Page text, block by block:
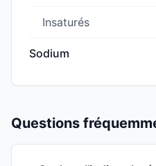
Insaturés
Sodium
Questions